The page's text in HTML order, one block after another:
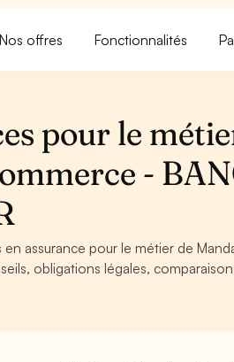
Nos offres Fonctionnalités
pour le
-
assurance pour le métier de
obligations légales,